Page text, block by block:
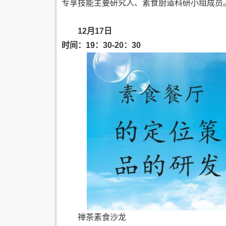
专享技能主要研究人、素食厨道科研小组成员
12月17日
时间：19：30-20：30
禅茶素食沙龙